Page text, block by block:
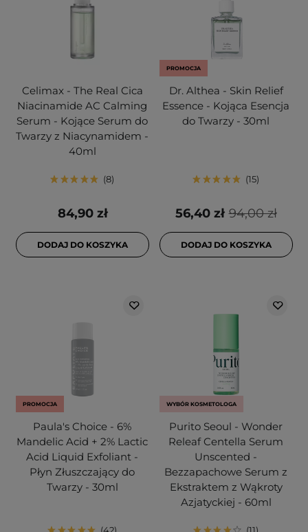
Celimax - The Real Cica
Niacinamide AC Calming
Serum - Kojące Serum do
Twarzy z Niacynamidem -
40ml
8
84,90 zł
DODAJ DO KOSZYKA
PROMOCJA
Dr. Althea - Skin Relief
Essence - Kojąca Esencja
do Twarzy - 30ml
15
94,00 zł
56,40 zł
DODAJ DO KOSZYKA
PROMOCJA
Paula's Choice - 6%
Mandelic Acid + 2% Lactic
Acid Liquid Exfoliant -
Płyn Złuszczający do
Twarzy - 30ml
WYBÓR KOSMETOLOGA
Purito Seoul - Wonder
Releaf Centella Serum
Unscented -
Bezzapachowe Serum z
Ekstraktem z Wąkroty
Azjatyckiej - 60ml